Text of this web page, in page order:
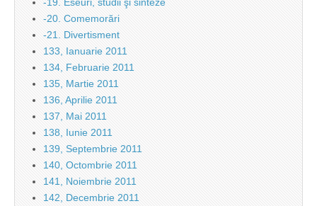
-19. Eseuri, studii şi sinteze
-20. Comemorări
-21. Divertisment
133, Ianuarie 2011
134, Februarie 2011
135, Martie 2011
136, Aprilie 2011
137, Mai 2011
138, Iunie 2011
139, Septembrie 2011
140, Octombrie 2011
141, Noiembrie 2011
142, Decembrie 2011